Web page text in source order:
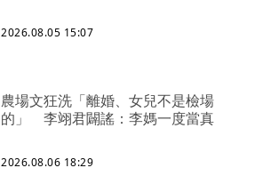
2026.08.05 15:07
農場文狂洗「離婚、女兒不是檢場
的」 李翊君闢謠：李媽一度當真
2026.08.06 18:29